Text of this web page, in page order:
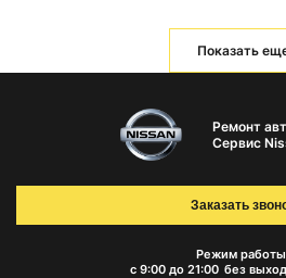
Показать
Ремонт
Сервис
Режим
с 9:00 до 21:00 без
Заказать